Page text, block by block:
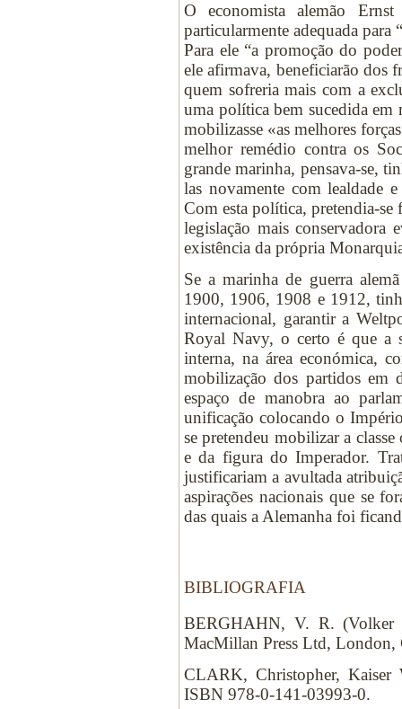
O economista alemão
particularmente adequada para
Para ele “a promoção do
ele afirmava, beneficiarão dos
quem sofreria mais com a
uma política bem sucedida em
mobilizasse «as melhores
melhor remédio contra os
grande marinha, pensava-se,
las novamente com
Com esta política, pretendia-se
legislação mais conservadora
existência da própria
Se a marinha de guerra
1900, 1906, 1908 e 1912,
internacional, garantir a
Royal Navy, o certo é que a
interna, na área económica,
mobilização dos partidos em
espaço de manobra ao
unificação colocando o
se pretendeu mobilizar a
e da figura do Imperador.
justificariam a avultada
aspirações nacionais que se
das quais a Alemanha foi
BIBLIOGRAFIA
BERGHAHN, V. R.
MacMillan Press Ltd,
CLARK, Christopher,
ISBN 978-0-141-03993-0.